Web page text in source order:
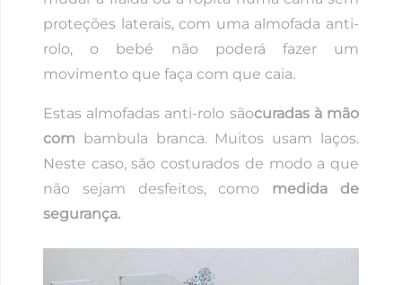
proteções laterais, com uma almofada anti-
rolo, o bebé não poderá fazer um
movimento que faça com que caia.
Estas almofadas anti-rolo sãocuradas à mão
com bambula branca. Muitos usam laços.
Neste caso, são costurados de modo a que
não sejam desfeitos, como medida de
segurança.